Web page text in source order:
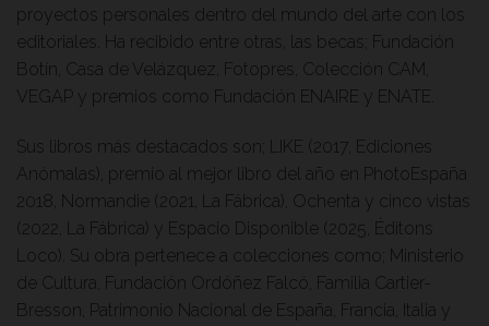
proyectos personales dentro del mundo del arte con los
editoriales. Ha recibido entre otras, las becas; Fundación
Botín, Casa de Velázquez, Fotopres, Colección CAM,
VEGAP y premios como Fundación ENAIRE y ENATE.
Sus libros más destacados son; LIKE (2017, Ediciones
Anómalas), premio al mejor libro del año en PhotoEspaña
2018, Normandie (2021, La Fábrica), Ochenta y cinco vistas
(2022, La Fábrica) y Espacio Disponible (2025, Éditons
Loco). Su obra pertenece a colecciones como; Ministerio
de Cultura, Fundación Ordóñez Falcó, Familia Cartier-
Bresson, Patrimonio Nacional de España, Francia, Italia y